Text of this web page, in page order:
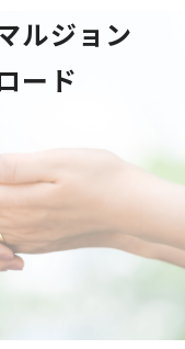
ルジョン
ード